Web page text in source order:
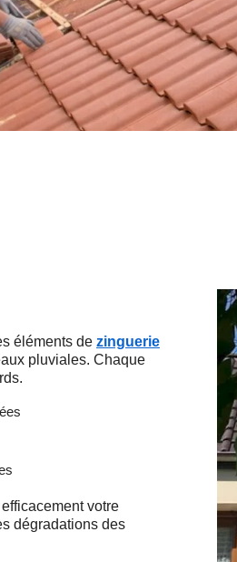
éléments de zinguerie
pluviales. Chaque
votre
dégradations des